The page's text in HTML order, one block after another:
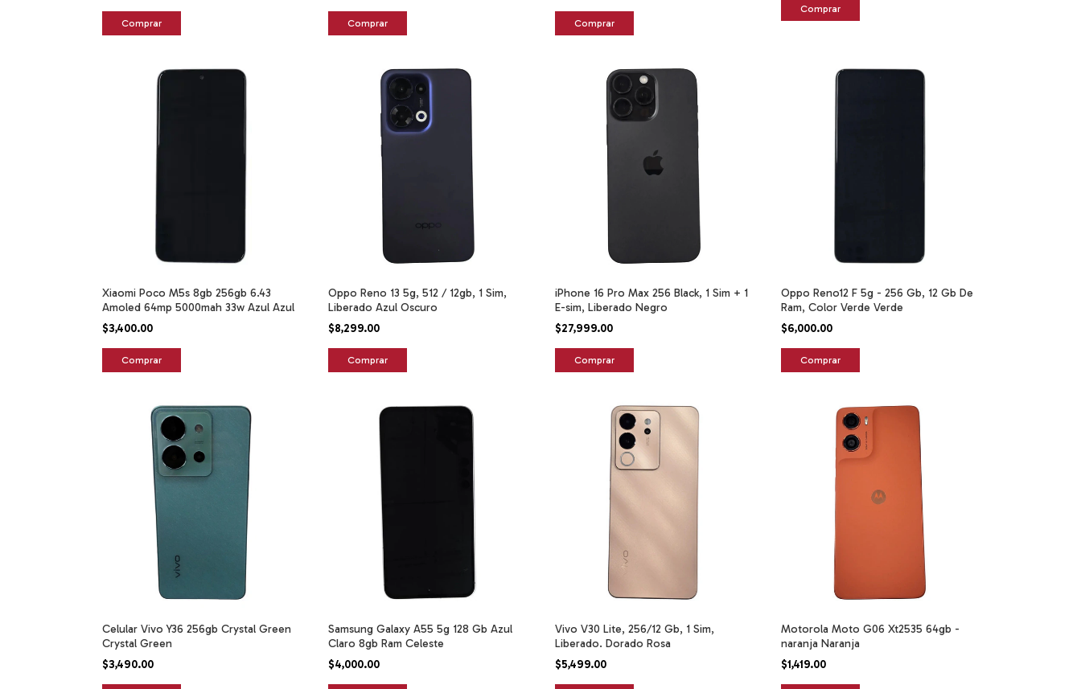
Xiaomi Poco M5s 8gb 256gb 6.43
Amoled 64mp 5000mah 33w Azul Azul
$3,400.00
Oppo Reno 13 5g, 512 / 12gb, 1 Sim,
Liberado Azul Oscuro
$8,299.00
iPhone 16 Pro Max 256 Black, 1 Sim + 1
E-sim, Liberado Negro
$27,999.00
Oppo Reno12 F 5g - 256 Gb, 12 Gb De
Ram, Color Verde Verde
$6,000.00
Celular Vivo Y36 256gb Crystal Green
Crystal Green
$3,490.00
Samsung Galaxy A55 5g 128 Gb Azul
Claro 8gb Ram Celeste
$4,000.00
Vivo V30 Lite, 256/12 Gb, 1 Sim,
Liberado. Dorado Rosa
$5,499.00
Motorola Moto G06 Xt2535 64gb -
naranja Naranja
$1,419.00